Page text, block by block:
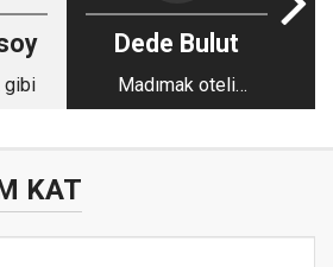
gibi
Dede Bulut
Madımak oteli
katliamı
KAT